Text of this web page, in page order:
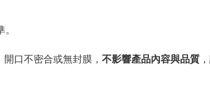
口不密合或無封膜， 不影響產品內容與品質